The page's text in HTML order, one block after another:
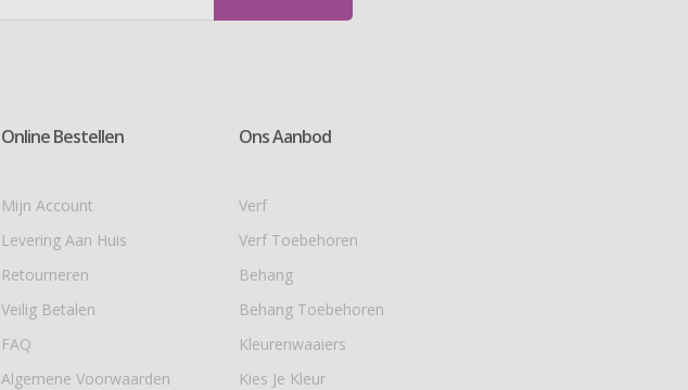
Online Bestellen
Mijn Account
Levering Aan Huis
Retourneren
Veilig Betalen
FAQ
Algemene Voorwaarden
Ons Aanbod
Verf
Verf Toebehoren
Behang
Behang Toebehoren
Kleurenwaaiers
Kies Je Kleur